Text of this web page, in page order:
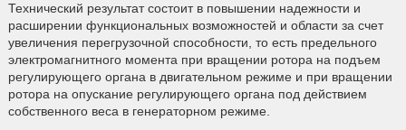
Технический результат состоит в повышении надежности и
расширении функциональных возможностей и области за счет
увеличения перегрузочной способности, то есть предельного
электромагнитного момента при вращении ротора на подъем
регулирующего органа в двигательном режиме и при вращении
ротора на опускание регулирующего органа под действием
собственного веса в генераторном режиме.